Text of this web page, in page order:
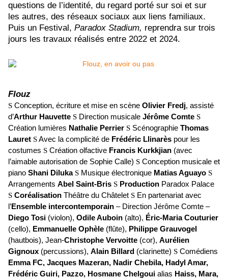
questions de l’identité, du regard porté sur soi et sur
les autres, des réseaux sociaux aux liens familiaux.
Puis un Festival, Paradox Stadium, reprendra sur trois
jours les travaux réalisés entre 2022 et 2024.
Flouz
S Conception, écriture et mise en scène Olivier Fredj, assisté
d’Arthur Hauvette S Direction musicale Jérôme Comte S
Création lumières Nathalie Perrier S Scénographie Thomas
Lauret SAvec la complicité de Frédéric Llinarès pour les
costumes S Création olfactive Francis Kurkkjian (avec
l’aimable autorisation de Sophie Calle) S Conception musicale et
piano Shani Diluka S Musique électronique Matias Aguayo S
Arrangements Abel Saint-Bris S Production Paradox Palace
S Coréalisation Théâtre du Châtelet S En partenariat avec
l’Ensemble intercontemporain – Direction Jérôme Comte –
Diego Tosi (violon), Odile Auboin (alto), Éric-Maria Couturier
(cello), Emmanuelle Ophèle (flûte), Philippe Grauvogel
(hautbois), Jean-Christophe Vervoitte (cor), Aurélien
Gignoux (percussions), Alain Billard (clarinette) S Comédiens
Emma FC, Jacques Mazeran, Nadir Chebila, Hadyl Amar,
Frédéric Guiri, Pazzo, Hosmane Chelgoui alias Haiss, Mara,